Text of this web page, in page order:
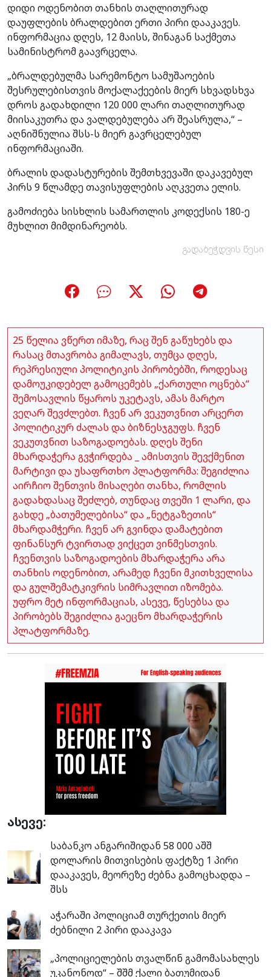
დიდი ოდენობით თანხის თაღლითურად
დაუფლების ბრალდებით ერთი პირი დააკავეს.
ინფორმაცია დღეს, 12 მაისს, შინაგან საქმეთა
სამინისტრომ გაავრცელა.
„ბრალდებულმა სარემონტო სამუშაოების
შესრულებისთვის მოქალაქეების მიერ სხვადსხვა
დროს გადახდილი 120 000 ლარი თაღლითურად
მიისაკუთრა და ვალდებულება არ შეასრულა,“ –
აღნიშნულია შსს-ს მიერ გავრცელებულ
ინფორმაციაში.
ბრალის დადასტურების შემთხვევაში დაკავებულ
პირს 9 წლამდე თავისუფლების აღკვეთა ელის.
გამოძიება სისხლის სამართლის კოდექსის 180-ე
მუხლით მიმდინარეობს.
გადაბეჭდვის წესი
25 წელია ვწერთ იმაზე, რაც შენ გაწუხებს და
რასაც მთავრობა გიმალავს, თუმცა დღეს,
რეპრესიული პოლიტიკის პირობებში, როდესაც
დამოუკიდებელ გამოცემებს „ქართული ოცნება“
შემოსავლის წყაროს უკეტავს, ამას მარტო
ვეღარ შევძლებთ. ჩვენ არ ვეკუთვნით არცერთ
პოლიტიკურ ძალას და ბიზნესჯგუფს. ჩვენ
ვეკუთვნით საზოგადოებას. დღეს შენი
მხარდაჭერა გვჭირდება _ ამისთვის შევქმენით
მარტივი და უსაფრთხო პლატფორმა: შეგიძლია
აირჩიო შენთვის მისაღები თანხა, რომლის
გადახდასაც შეძლებ, თუნდაც თვეში 1 ლარი, და
გახდე „ბათუმელებისა“ და „ნეტგაზეთის“
მხარდამჭერი. ჩვენ არ გვინდა დამატებით
ფინანსურ ტვირთად ვიქცეთ ვინმესთვის.
ჩვენთვის საზოგადოების მხარდაჭერა არა
თანხის ოდენობით, არამედ ჩვენი მკითხველისა
და გულშემატკივრის სიმრავლით იზომება.
უფრო მეტ ინფორმაციას, ასევე, წესებსა და
პირობებს შეგიძლია გაეცნო მხარდაჭერის
პლატფორმაზე.
ასევე:
საბანკო ანგარიშიდან 58 000 აშშ
დოლარის მითვისების ფაქტზე 1 პირი
დააკავეს, მეორეზე ძებნა გამოცხადდა –
შსს
აჭარაში პოლიციამ თურქეთის მიერ
ძებნილი 2 პირი დააკავა
„პოლიციელების თვალწინ გამომასახლეს
უკანონოდ“ – შშმ ქალი ბათუმიდან